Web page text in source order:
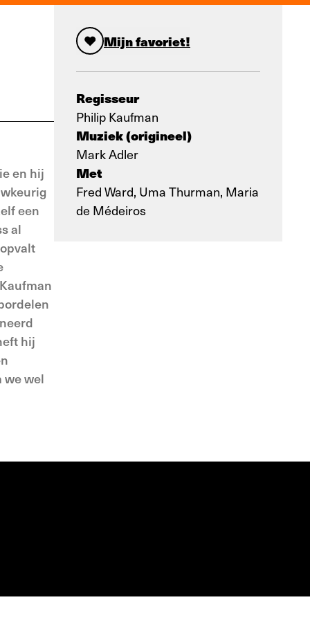
Mijn favoriet!
Regisseur
Philip Kaufman
Muziek (origineel)
Mark Adler
Met
Fred Ward, Uma Thurman, Maria
de Médeiros
en hij
een
al
hij
we wel